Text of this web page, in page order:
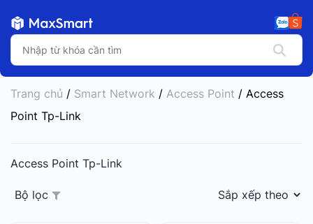
Trang chủ / Smart Network / Access Point / Access
Point Tp-Link
Access Point Tp-Link
Bộ lọc